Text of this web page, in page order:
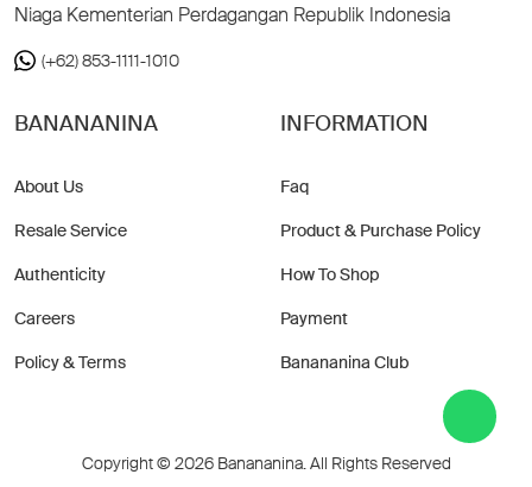
Niaga Kementerian Perdagangan Republik Indonesia
(+62) 853-1111-1010
BANANANINA
About Us
Resale Service
Authenticity
Careers
Policy & Terms
INFORMATION
Faq
Product & Purchase Policy
How To Shop
Payment
Banananina Club
Copyright © 2026 Banananina. All Rights Reserved